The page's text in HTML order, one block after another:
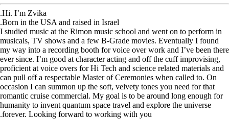
Hi. I’m Zvika.
Born in the USA and raised in Israel.
I studied music at the Rimon music school and went on to perform in
musicals, TV shows and a few B-Grade movies. Eventually I found
my way into a recording booth for voice over work and I’ve been there
ever since. I’m good at character acting and off the cuff improvising,
proficient at voice overs for Hi Tech and science related materials and
can pull off a respectable Master of Ceremonies when called to. On
occasion I can summon up the soft, velvety tones you need for that
romantic cruise commercial. My goal is to be around long enough for
humanity to invent quantum space travel and explore the universe
forever. Looking forward to working with you.